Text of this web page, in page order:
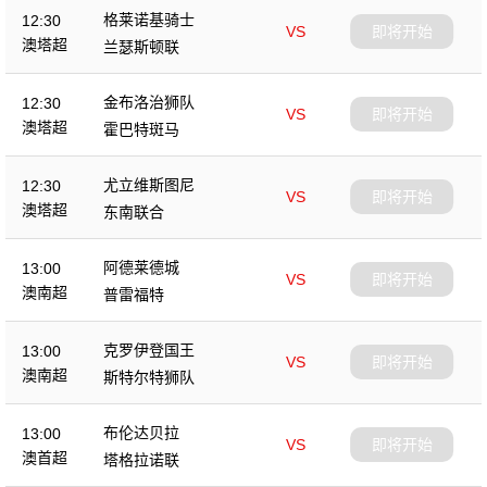
12:30
澳塔超
格莱诺基骑士
VS
兰瑟斯顿联
即将开始
12:30
澳塔超
金布洛治狮队
VS
霍巴特斑马
即将开始
12:30
澳塔超
尤立维斯图尼
VS
东南联合
即将开始
13:00
澳南超
阿德莱德城
VS
普雷福特
即将开始
13:00
澳南超
克罗伊登国王
VS
斯特尔特狮队
即将开始
13:00
澳首超
布伦达贝拉
VS
塔格拉诺联
即将开始